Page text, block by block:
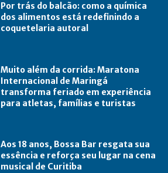
Por trás do balcão: como a química
dos alimentos está redefinindo a
coquetelaria autoral
Muito além da corrida: Maratona
Internacional de Maringá
transforma feriado em experiência
para atletas, famílias e turistas
Aos 18 anos, Bossa Bar resgata sua
essência e reforça seu lugar na cena
musical de Curitiba